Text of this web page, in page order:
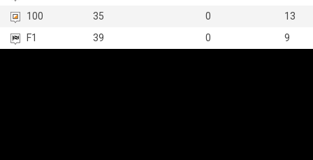
100
35 0
13
F1
39 0 9